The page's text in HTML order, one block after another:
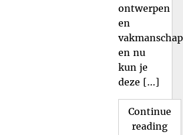
ontwerpen
en
en nu
kun je
deze […]
Continue
reading